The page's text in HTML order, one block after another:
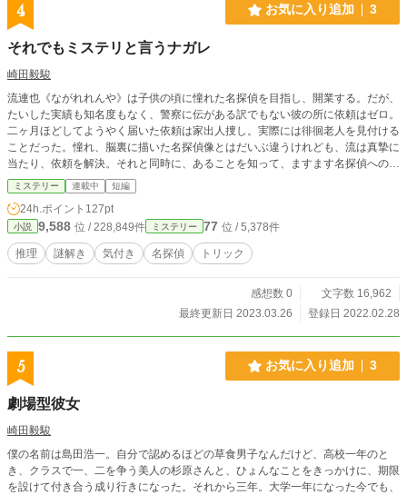
4 お気に入り追加 3
それでもミステリと言うナガレ
崎田毅駿
流連也《ながれれんや》は子供の頃に憧れた名探偵を目指し、開業する。だが、
たいした実績も知名度もなく、警察に伝がある訳でもない彼の所に依頼はゼロ。
二ヶ月ほどしてようやく届いた依頼は家出人捜し。実際には徘徊老人を見付ける
ことだった。憧れ、脳裏に描いた名探偵像とはだいぶ違うけれども、流は真摯に
当たり、依頼を解決。それと同時に、あることを知って、ますます名探偵への憧
憬を強くする。 他人からすればミステリではないこともあるかもしれない。け
れども、“僕”流にとってはそれでもミステリなんだ――本作は、そんなお話の集
まり。
ミステリー 連載中 短編
24h.ポイント 127pt
小説 9,588 位 / 228,849件 ミステリー 77 位 / 5,378件
推理 謎解き 気付き 名探偵 トリック
感想数 0
文字数 16,962
最終更新日 2023.03.26
登録日 2022.02.28
5 お気に入り追加 3
劇場型彼女
崎田毅駿
僕の名前は島田浩一。自分で認めるほどの草食男子なんだけど、高校一年のと
き、クラスで一、二を争う美人の杉原さんと、ひょんなことをきっかけに、期限
を設けて付き合う成り行きになった。それから三年。大学一年になった今でも、